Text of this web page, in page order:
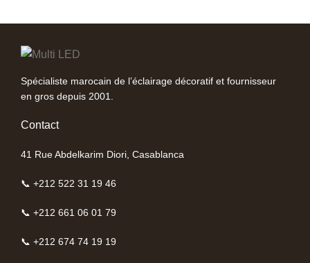
Spécialiste marocain de l’éclairage décoratif et fournisseur
en gros depuis 2001.
Contact
41 Rue Abdelkarim Diori, Casablanca
📞 +212 522 31 19 46
📞 +212 661 06 01 79
📞 +212 674 74 19 19